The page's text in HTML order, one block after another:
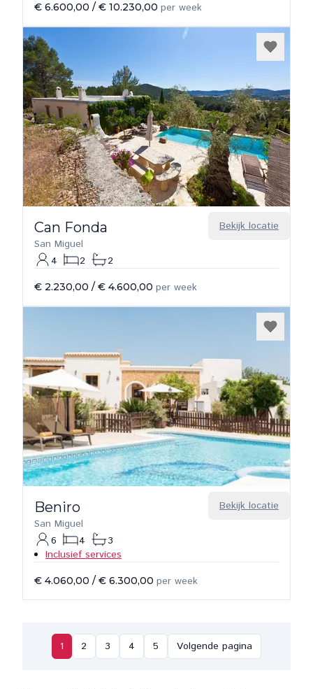
€ 6.600,00 / € 10.230,00 per week
Bekijk locatie
Can Fonda
San Miguel
4
2 2
€ 2.230,00 / € 4.600,00 per week
Bekijk locatie
Beniro
San Miguel
6
4
3
Inclusief services
€ 4.060,00 / € 6.300,00 per week
1 2 3 4 5 Volgende pagina